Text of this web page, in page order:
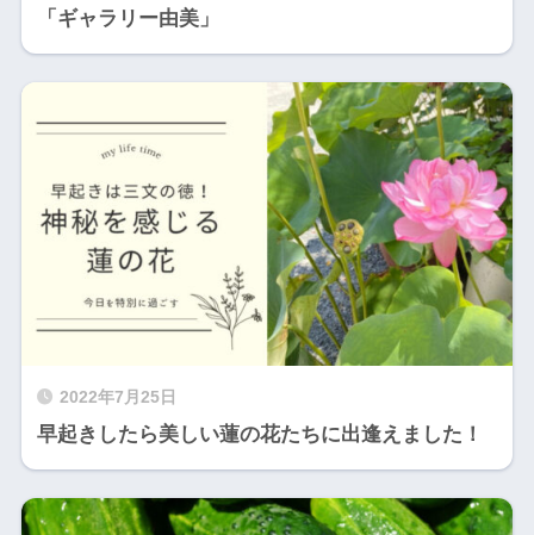
「ギャラリー由美」
2022年7月25日
早起きしたら美しい蓮の花たちに出逢えました！